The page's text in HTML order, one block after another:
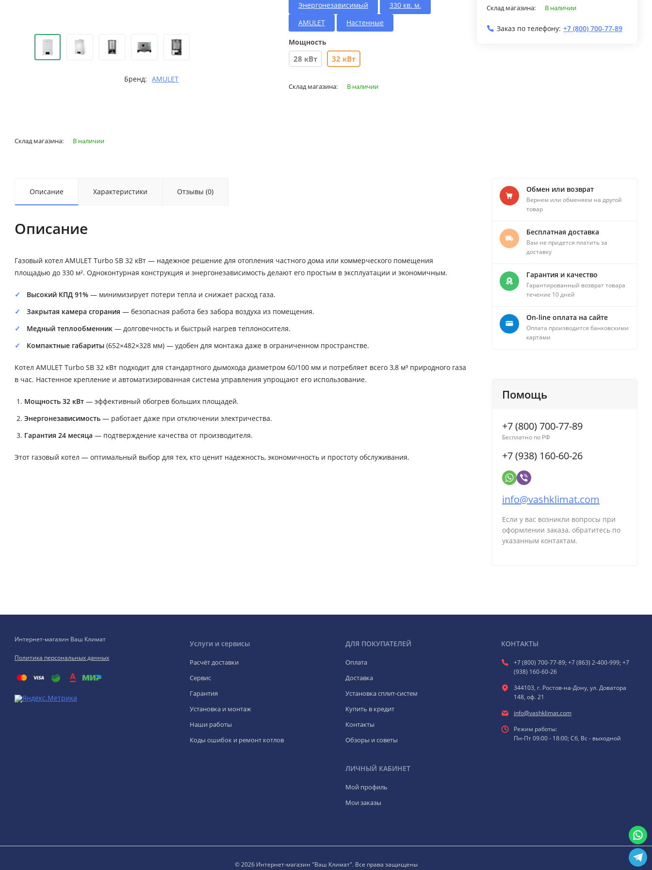
Бренд: AMULET
Энергонезависимый
330 кв. м.
AMULET
Настенные
Мощность
28 кВт 32 кВт
Склад магазина: В наличии
Склад магазина: В наличии
Заказ по телефону: +7 (800) 700-77-89
Склад магазина: В наличии
Описание Характеристики Отзывы (0)
Описание
Газовый котел AMULET Turbo SB 32 кВт — надежное решение для отопления частного дома или коммерческого помещения
площадью до 330 м². Одноконтурная конструкция и энергонезависимость делают его простым в эксплуатации и экономичным.
Высокий КПД 91% — минимизирует потери тепла и снижает расход газа.
Закрытая камера сгорания — безопасная работа без забора воздуха из помещения.
Медный теплообменник — долговечность и быстрый нагрев теплоносителя.
Компактные габариты (652×482×328 мм) — удобен для монтажа даже в ограниченном пространстве.
Котел AMULET Turbo SB 32 кВт подходит для стандартного дымохода диаметром 60/100 мм и потребляет всего 3,8 м³ природного газа
в час. Настенное крепление и автоматизированная система управления упрощают его использование.
Мощность 32 кВт — эффективный обогрев больших площадей.
Энергонезависимость — работает даже при отключении электричества.
Гарантия 24 месяца — подтверждение качества от производителя.
Этот газовый котел — оптимальный выбор для тех, кто ценит надежность, экономичность и простоту обслуживания.
Обмен или возврат
Вернем или обменяем на другой
товар
Бесплатная доставка
Вам не придется платить за
доставку
Гарантия и качество
Гарантированный возврат товара
течение 10 дней
On-line оплата на сайте
Оплата производится банковскими
картами
Помощь
+7 (800) 700-77-89
Бесплатно по РФ
+7 (938) 160-60-26
info@vashklimat.com
Если у вас возникли вопросы при
оформлении заказа, обратитесь по
указанным контактам.
Интернет-магазин Ваш Климат
Политика персональных данных
Услуги и сервисы
Расчёт доставки
Сервис
Гарантия
Установка и монтаж
Наши работы
Коды ошибок и ремонт котлов
ДЛЯ ПОКУПАТЕЛЕЙ
Оплата
Доставка
Установка сплит-систем
Купить в кредит
Контакты
Обзоры и советы
ЛИЧНЫЙ КАБИНЕТ
Мой профиль
Мои заказы
КОНТАКТЫ
+7 (800) 700-77-89; +7 (863) 2-400-999; +7
(938) 160-60-26
344103, г. Ростов-на-Дону, ул. Доватора
148, оф. 21
info@vashklimat.com
Режим работы:
Пн-Пт 09:00 - 18:00; Сб, Вс - выходной
© 2026 Интернет-магазин "Ваш Климат". Все права защищены